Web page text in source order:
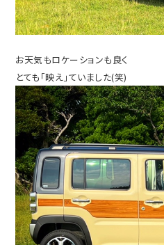
お天気もロケーションも良く
とても「映え」ていました(笑)